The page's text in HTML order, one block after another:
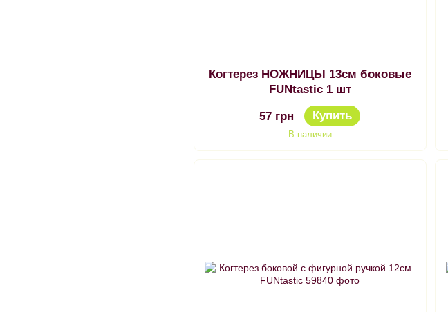
Когтерез НОЖНИЦЫ 13см боковые
FUNtastic 1 шт
57 грн Купить
В наличии